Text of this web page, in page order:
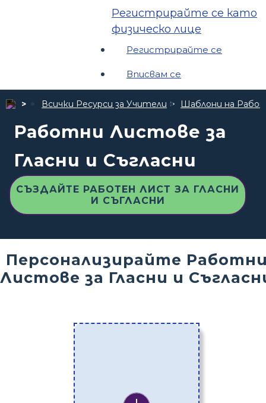
Регистрирайте се като
физическо лице
Регистрирайте се
Вписвам се
Всички Ресурси за Учители Шаблони на
Работни Листове за
Гласни и Съгласни
СЪЗДАЙТЕ РАБОТЕН ЛИСТ ЗА ГЛАСНИ
И СЪГЛАСНИ
Персонализирайте
Листове за Гласни и